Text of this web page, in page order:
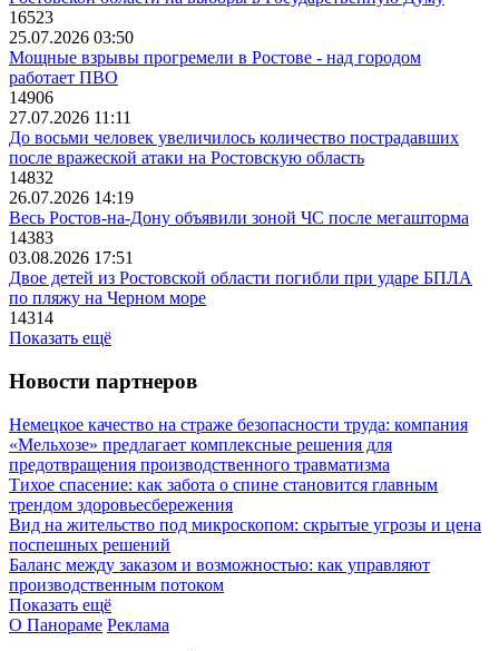
16523
25.07.2026 03:50
Мощные взрывы прогремели в Ростове - над городом
работает ПВО
14906
27.07.2026 11:11
До восьми человек увеличилось количество пострадавших
после вражеской атаки на Ростовскую область
14832
26.07.2026 14:19
Весь Ростов-на-Дону объявили зоной ЧС после мегашторма
14383
03.08.2026 17:51
Двое детей из Ростовской области погибли при ударе БПЛА
по пляжу на Черном море
14314
Показать ещё
Новости партнеров
Немецкое качество на страже безопасности труда: компания
«Мельхозе» предлагает комплексные решения для
предотвращения производственного травматизма
Тихое спасение: как забота о спине становится главным
трендом здоровьесбережения
Вид на жительство под микроскопом: скрытые угрозы и цена
поспешных решений
Баланс между заказом и возможностью: как управляют
производственным потоком
Показать ещё
О Панораме Реклама